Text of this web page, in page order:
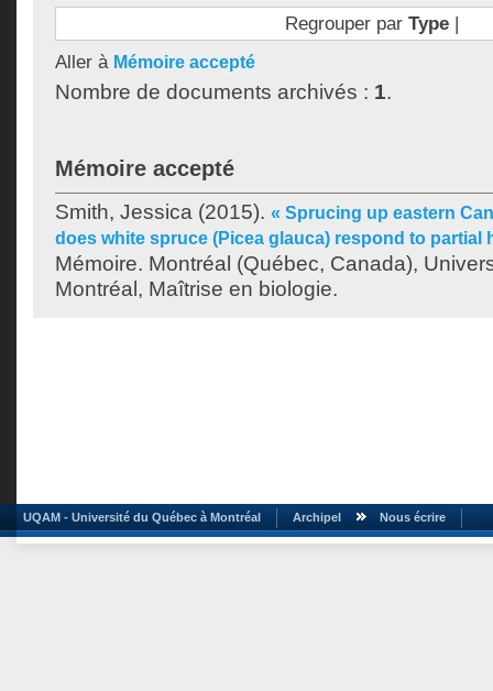
Regrouper par Type|
Aller à Mémoire accepté
Nombre de documents archivés : 1.
Mémoire accepté
Smith, Jessica (2015). « Sprucing up eastern
does white spruce (Picea glauca) respond to partial
Mémoire. Montréal (Québec, Canada),
Montréal, Maîtrise en biologie.
UQAM - Université du Québec à Montréal Archipel Nous écrire